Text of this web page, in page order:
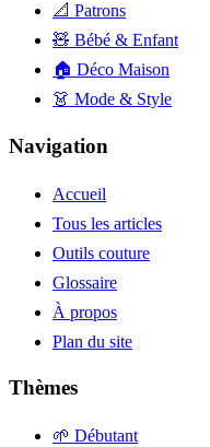
📐 Patrons
🧸 Bébé & Enfant
🏠 Déco Maison
👗 Mode & Style
Navigation
Accueil
Tous les articles
Outils couture
Glossaire
À propos
Plan du site
Thèmes
🌱 Débutant